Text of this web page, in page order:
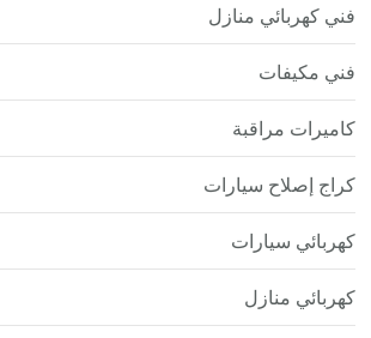
فني كهربائي منازل
فني مكيفات
كاميرات مراقبة
كراج إصلاح سيارات
كهربائي سيارات
كهربائي منازل